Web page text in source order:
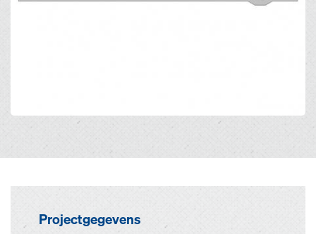
Projectgegevens